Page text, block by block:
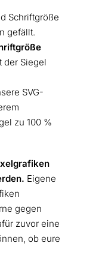
Schriftgröße
gefällt.
der Siegel
SVG-
zu 100 %
Eigene
gegen
zuvor eine
ob eure